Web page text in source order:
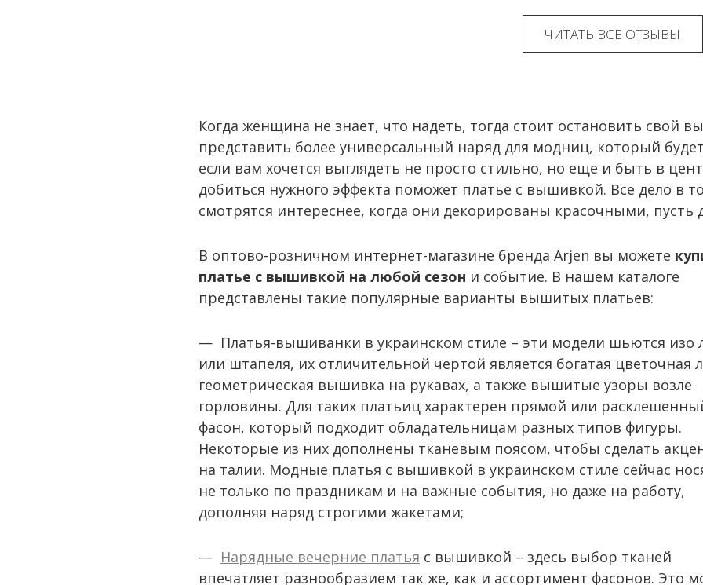
Когда женщина не знает, что надеть, тогда стоит остановить свой
представить более универсальный наряд для модниц, который
если вам хочется выглядеть не просто стильно, но еще и быть в
добиться нужного эффекта поможет платье с вышивкой. Все дело в
смотрятся интереснее, когда они декорированы красочными,
В оптово-розничном интернет-магазине бренда Arjen вы можете
платье с вышивкой на любой сезон и событие. В нашем каталоге
представлены такие популярные варианты вышитых платьев:
— Платья-вышиванки в украинском стиле – эти модели шьются изо
или штапеля, их отличительной чертой является богатая цветочная
геометрическая вышивка на рукавах, а также вышитые узоры возле
горловины. Для таких платьиц характерен прямой или
фасон, который подходит обладательницам разных типов фигуры.
Некоторые из них дополнены тканевым поясом, чтобы сделать
на талии. Модные платья с вышивкой в украинском стиле сейчас
не только по праздникам и на важные события, но даже на работу,
дополняя наряд строгими жакетами;
— Нарядные вечерние платья с вышивкой – здесь выбор тканей
впечатляет разнообразием так же, как и ассортимент фасонов. Это
ЧИТАТЬ ВСЕ ОТЗЫВЫ